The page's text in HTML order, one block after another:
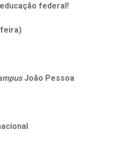
federal!
feira)
João Pessoa